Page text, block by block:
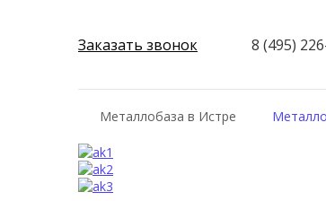
Заказать звонок 8 (495)
Металлобаза в Истре